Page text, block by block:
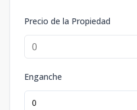
Precio de la Propiedad
Enganche